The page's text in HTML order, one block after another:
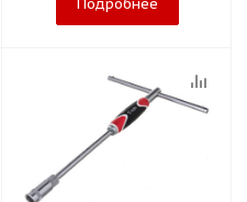
Подробнее